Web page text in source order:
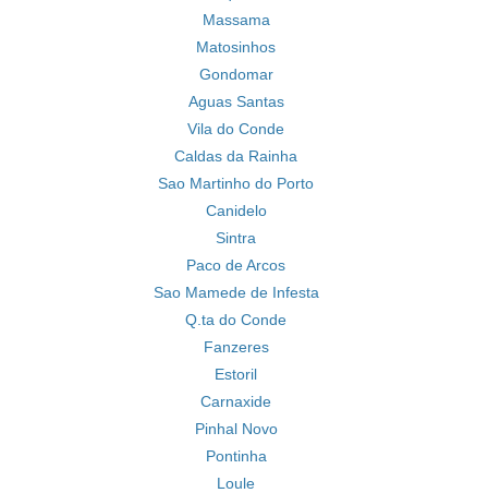
Massama
Matosinhos
Gondomar
Aguas Santas
Vila do Conde
Caldas da Rainha
Sao Martinho do Porto
Canidelo
Sintra
Paco de Arcos
Sao Mamede de Infesta
Q.ta do Conde
Fanzeres
Estoril
Carnaxide
Pinhal Novo
Pontinha
Loule